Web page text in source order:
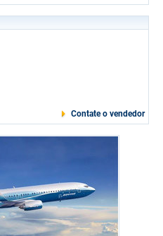
Contate o vendedor